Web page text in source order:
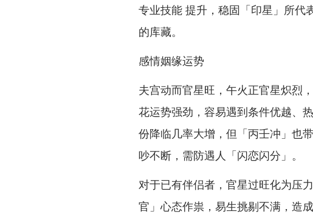
专业技能 提升，稳固「印星」所代
的库藏。
感情姻缘运势
夫宫动而官星旺，午火正官星炽烈
花运势强劲，容易遇到条件优越、
份降临几率大增，但「丙壬冲」也
吵不断，需防遇人「闪恋闪分」。
对于已有伴侣者，官星过旺化为压
官」心态作祟，易生挑剔不满，造